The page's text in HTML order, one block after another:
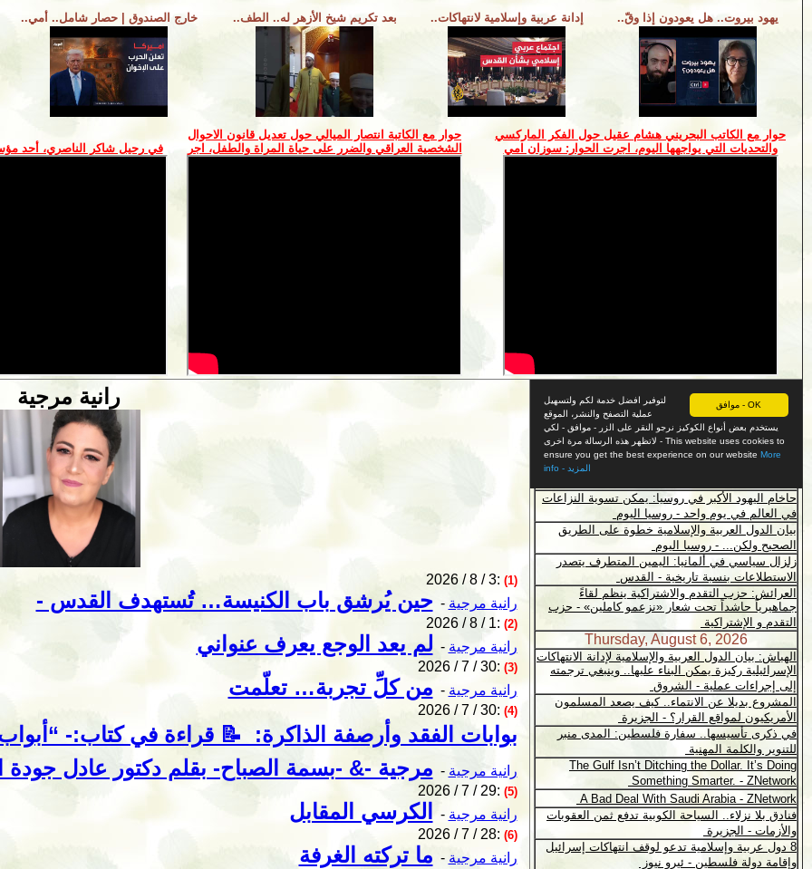
خارج الصندوق | حصار شامل.. أمي.. بعد تكريم شيخ الأزهر له.. الطف.. إدانة عربية وإسلامية لانتهاكات.. يهود بيروت.. هل يعودون إذا وقّ..
في رحيل شاكر الناصري، أحد
حوار مع الكاتبة انتصار الميالي حول تعديل قانون الاحوال
الشخصية العراقي والضرر على حياة المراة والطفل، اجر
حوار مع الكاتب البحريني هشام عقيل حول الفكر الماركسي
والتحديات التي يواجهها اليوم، اجرت الحوار: سوزان امي
رانية مرجية
2026 / 8 / 3: (1)
حين يُرشق باب الكنيسة… تُستهدف القدس - - رانية مرجية
2026 / 8 / 1: (2)
لم يعد الوجع يعرف عنواني - رانية مرجية
2026 / 7 / 30: (3)
من كلِّ تجربة… تعلّمت - رانية مرجية
2026 / 7 / 30: (4)
بوابات الفقد وأرصفة الذاكرة: ‏ ‏📝 قراءة في كتاب:-
مرجية -& -بسمة الصباح- ‏بقلم دكتور عادل جودة - رانية مرجية
2026 / 7 / 29: (5)
الكرسي المقابل - رانية مرجية
2026 / 7 / 28: (6)
ما تركته الغرفة - رانية مرجية